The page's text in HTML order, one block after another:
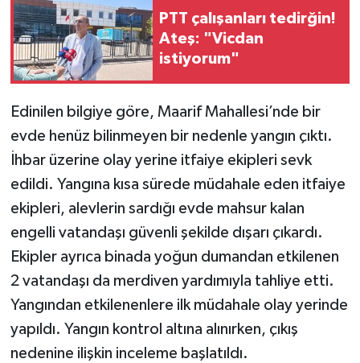
PTT çalışanları tedirğin!
Ateş: "Vicdan
istiyorum"
Edinilen bilgiye göre, Maarif Mahallesi’nde bir
evde henüz bilinmeyen bir nedenle yangın çıktı.
İhbar üzerine olay yerine itfaiye ekipleri sevk
edildi. Yangına kısa sürede müdahale eden itfaiye
ekipleri, alevlerin sardığı evde mahsur kalan
engelli vatandaşı güvenli şekilde dışarı çıkardı.
Ekipler ayrıca binada yoğun dumandan etkilenen
2 vatandaşı da merdiven yardımıyla tahliye etti.
Yangından etkilenenlere ilk müdahale olay yerinde
yapıldı. Yangın kontrol altına alınırken, çıkış
nedenine ilişkin inceleme başlatıldı.
OTOMOTİV
TEKNOLOJİ
KÜLTÜR SANAT